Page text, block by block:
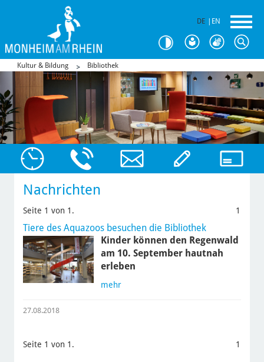
DE EN
Kultur & Bildung Bibliothek
Nachrichten
Seite 1 von 1. 1
Tiere des Aquazoos besuchen die Bibliothek
Kinder können den Regenwald
am 10. September hautnah
erleben
mehr
27.08.2018
Seite 1 von 1. 1